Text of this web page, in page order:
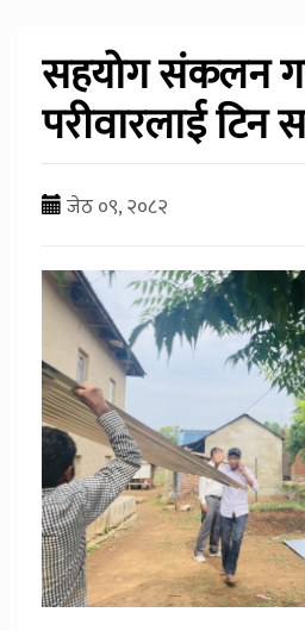
सहयोग संकलन
परीवारलाई टिन
जेठ ०९, २०८२